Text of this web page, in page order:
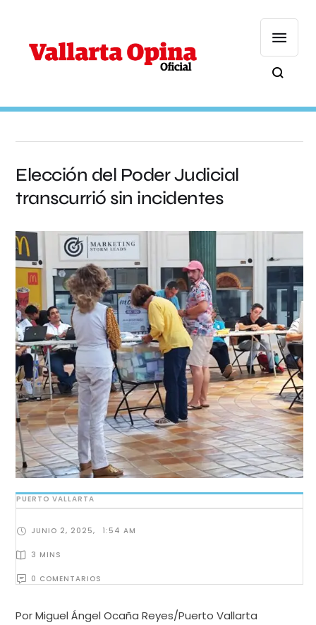
Elección del Poder Judicial
transcurrió sin incidentes
PUERTO VALLARTA
JUNIO 2, 2025, 1:54 AM
3 MINS
0 COMENTARIOS
Por Miguel Ángel Ocaña Reyes/Puerto Vallarta